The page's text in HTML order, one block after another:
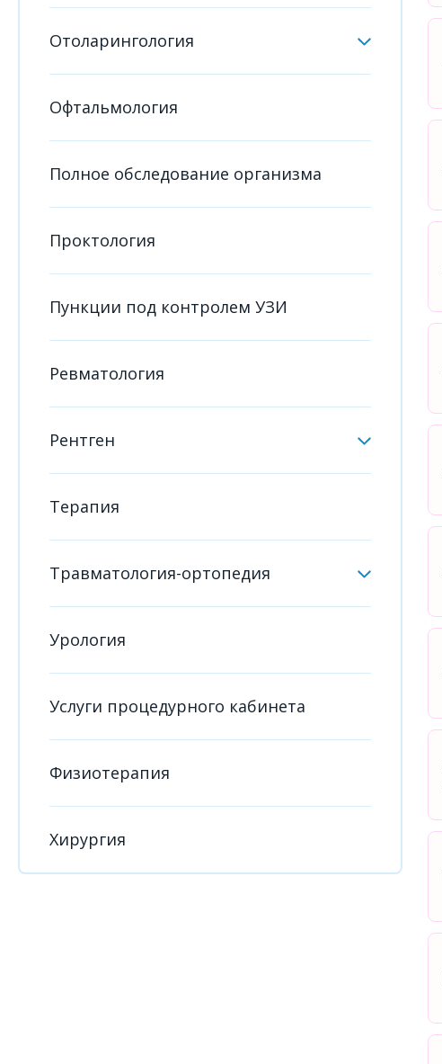
Отоларингология
Офтальмология
Полное обследование организма
Проктология
Пункции под контролем УЗИ
Ревматология
Рентген
Терапия
Травматология-ортопедия
Урология
Услуги процедурного кабинета
Физиотерапия
Хирургия